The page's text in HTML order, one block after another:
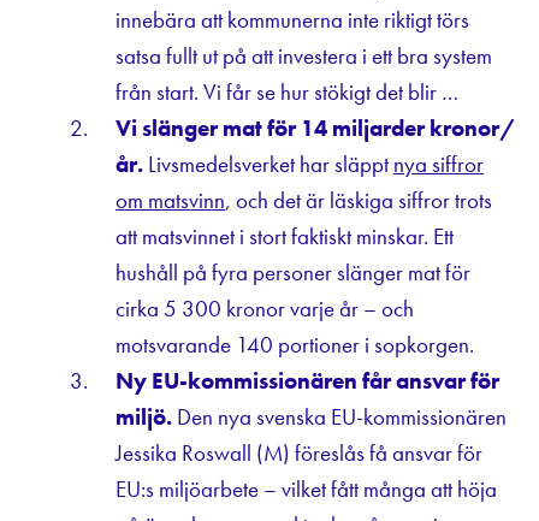
innebära att kommunerna inte riktigt törs
satsa fullt ut på att investera i ett bra system
från start. Vi får se hur stökigt det blir …
Vi slänger mat för 14 miljarder kronor/
år. Livsmedelsverket har släppt nya siffror
om matsvinn, och det är läskiga siffror trots
att matsvinnet i stort faktiskt minskar. Ett
hushåll på fyra personer slänger mat för
cirka 5 300 kronor varje år – och
motsvarande 140 portioner i sopkorgen.
Ny EU-kommissionären får ansvar för
miljö. Den nya svenska EU-kommissionären
Jessika Roswall (M) föreslås få ansvar för
EU:s miljöarbete – vilket fått många att höja